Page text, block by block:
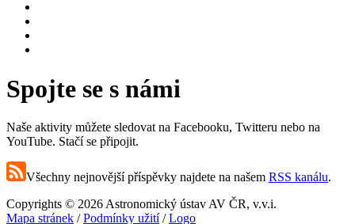
Spojte se s námi
Naše aktivity můžete sledovat na Facebooku, Twitteru nebo na
YouTube. Stačí se připojit.
Všechny nejnovější příspěvky najdete na našem RSS kanálu.
Copyrights © 2026 Astronomický ústav AV ČR, v.v.i.
Mapa stránek / Podmínky užití / Logo